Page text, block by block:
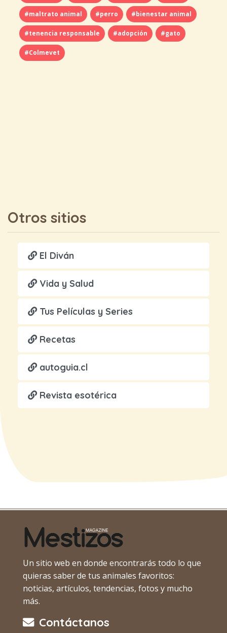
#maltrato animal #perro #bienestar animal
#tenencia responsable #adopción #gato
#Colmevet
Otros sitios
El Diván
Vida y Salud
Tus Películas y Series
Recetas
autoguia.cl
Revista esotérica
Un sitio web en donde encontrarás todo lo que
quieras saber de tus animales favoritos:
noticias, artículos, tendencias, fotos y mucho
más.
Contáctanos